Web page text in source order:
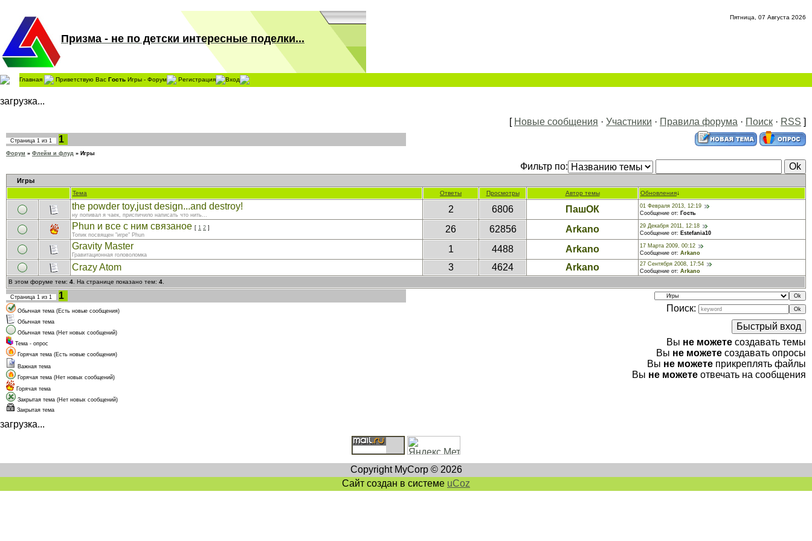
Пятница, 07 Августа 2026
Призма - не по детски интересные поделки...
Главная Приветствую Вас Гость Игры - Форум Регистрация Вход
загрузка...
[ Новые сообщения · Участники · Правила форума · Поиск · RSS ]
Страница 1 из 1 1
Форум » Флейм и флуд » Игры
Фильтр по:
Игры
Тема Ответы Просмотры Автор темы Обновления↓
the powder toy,just design...and destroy!
ну попивал я чаек, приспичило написать что нить...
2 6806 ПашОК
01 Февраля 2013, 12:19
Сообщение от: Гость
Phun и все с ним связаное [ 1 2 ]
Топик посвящен "игре" Phun
26 62856 Arkano
29 Декабря 2011, 12:18
Сообщение от: Estefania10
Gravity Master
Гравитационная головоломка
1 4488 Arkano
17 Марта 2009, 00:12
Сообщение от: Arkano
Crazy Atom 3 4624 Arkano
27 Сентября 2008, 17:54
Сообщение от: Arkano
В этом форуме тем: 4 . На странице показано тем: 4
Страница 1 из 1 1
Обычная тема (Есть новые сообщения)
Обычная тема
Обычная тема (Нет новых сообщений)
Тема - опрос
Горячая тема (Есть новые сообщения)
Важная тема
Горячая тема (Нет новых сообщений)
Горячая тема
Закрытая тема (Нет новых сообщений)
Закрытая тема
Поиск:
Вы не можете создавать темы
Вы не можете создавать опросы
Вы не можете прикреплять файлы
Вы не можете отвечать на сообщения
загрузка...
Copyright MyCorp © 2026
Сайт создан в системе uCoz